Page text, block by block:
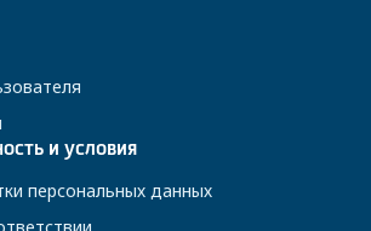
и условия
персональных данных